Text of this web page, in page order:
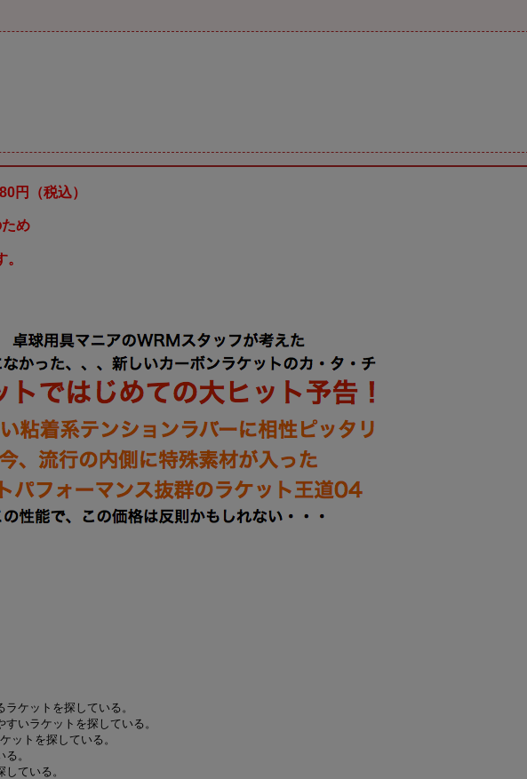
円（税込）
め
ケットを探している。
いラケットを探している。
ットを探している。
。
ている。